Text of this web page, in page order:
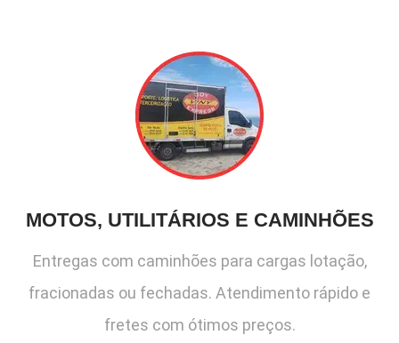
MOTOS, UTILITÁRIOS E CAMINHÕES
Entregas com caminhões para cargas lotação,
fracionadas ou fechadas. Atendimento rápido e
fretes com ótimos preços.